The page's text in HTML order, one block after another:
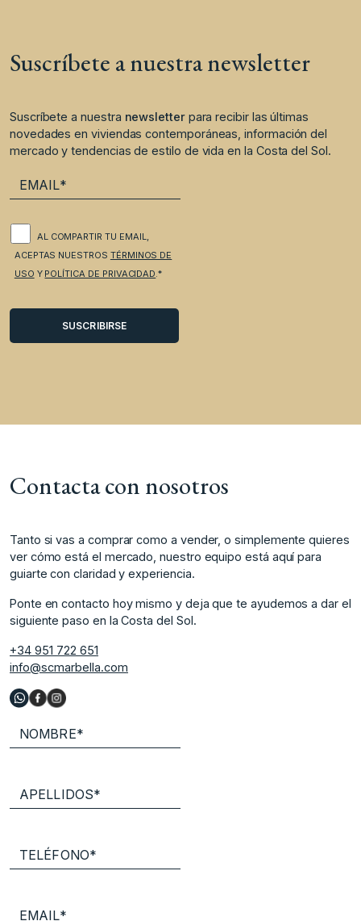
Suscríbete a nuestra newsletter
Suscríbete a nuestra newsletterpara recibir las últimas
novedades en viviendas contemporáneas, información del
mercado y tendencias de estilo de vida en la Costa del Sol.
AL COMPARTIR TU EMAIL,
ACEPTAS NUESTROS TÉRMINOS DE
USO Y POLÍTICA DE PRIVACIDAD.*
Contacta con nosotros
Tanto si vas a comprar como a vender, o simplemente quieres
ver cómo está el mercado, nuestro equipo está aquí para
guiarte con claridad y experiencia.
Ponte en contacto hoy mismo y deja que te ayudemos a dar el
siguiente paso en la Costa del Sol.
+34 951 722 651
info@scmarbella.com